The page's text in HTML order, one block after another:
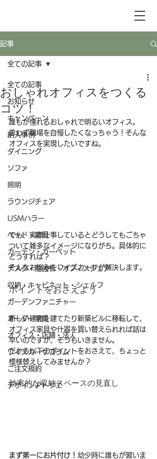
記事
全ての記事
お知らせ
キャンペーン
納入事例
ダイニング
ソファ
照明
ラウンジチェア
USMハラー
ベッド・寝具
カーテン・カーペット
デスク・勉強机・オフィスチェア
収納・キャビネット・シェルフ
ガーデンファニチャー
オーダー家具
オフィス・店舗・法人
ワイズカーサコラム
ご注文規約
デザインアトリエ
全ての記事
おしゃれオフィスをつくる
コツ！
誰もが憧れるおしゃれで明るいオフィス。
思わず職場を自慢したくなっちゃう！そんな
オフィスを実現したいですね。
でも、実際仕事しているとどうしてもごちゃ
ついて雑多なイメージになりがち。具体的に
どうすれば？
そんなお悩みをワイズカーサが解決します。
ポイントをおさえよう
新しい建物を建てたり新築ビルに移転して、
オフィス家具や什器を買い替えられれば話は
早いのですが、そうもいきません。
だから以下のポイントをおさえて、ちょっと
模様替えしてみませんか？
効率的な収納スペースの見直し
まず第一にお片付け！ 幼少時に誰もが習いま